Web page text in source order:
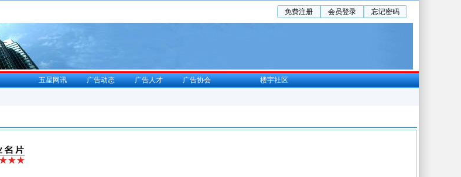
免费注册 会员登录 忘记密码
五星网讯 广告动态 广告人才 广告协会 楼宇社区